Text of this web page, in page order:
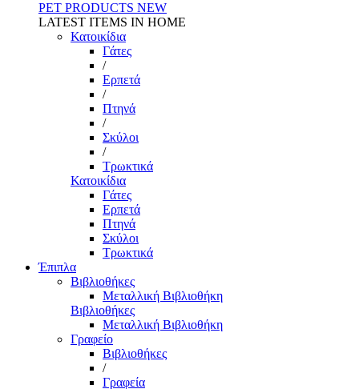
PET PRODUCTS NEW
LATEST ITEMS IN HOME
Κατοικίδια
Γάτες
/
Ερπετά
/
Πτηνά
/
Σκύλοι
/
Τρωκτικά
Κατοικίδια
Γάτες
Ερπετά
Πτηνά
Σκύλοι
Τρωκτικά
Έπιπλα
Βιβλιοθήκες
Μεταλλική Βιβλιοθήκη
Βιβλιοθήκες
Μεταλλική Βιβλιοθήκη
Γραφείο
Βιβλιοθήκες
/
Γραφεία